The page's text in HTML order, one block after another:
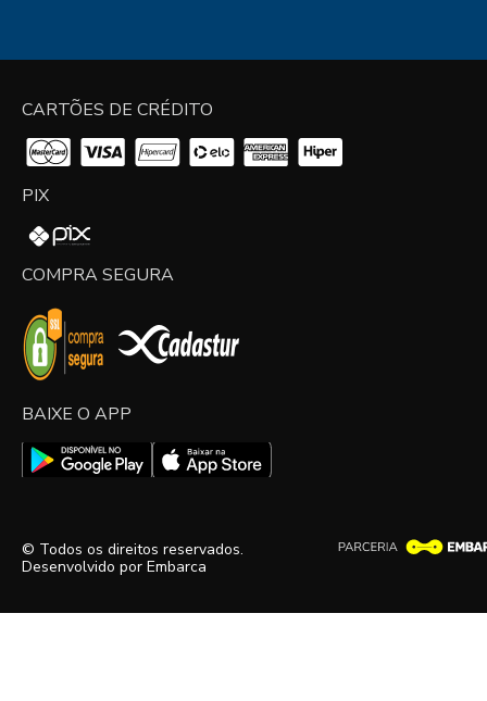
CARTÕES DE CRÉDITO
PIX
COMPRA SEGURA
BAIXE O APP
© Todos os direitos reservados.
Desenvolvido por Embarca